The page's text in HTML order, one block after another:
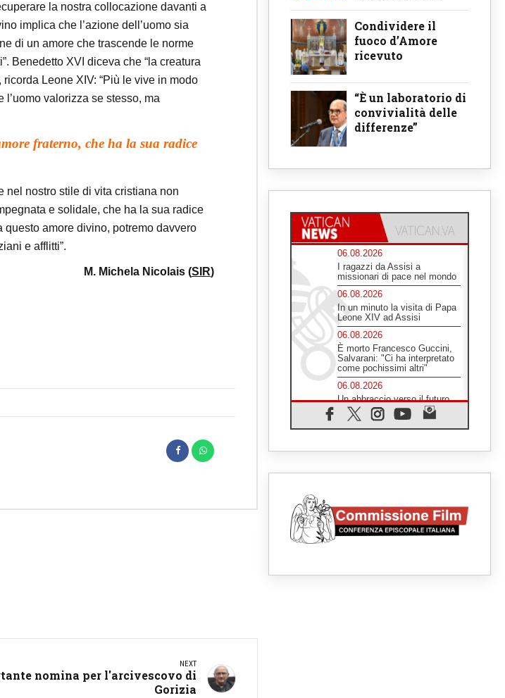
la nostra collocazione davanti a
implica che l’azione dell’uomo sia
di un amore che trascende le norme
Benedetto XVI diceva che “la creatura
Leone XIV: “Più le vive in modo
valorizza se stesso, ma
fraterno, che ha la sua radice
nel nostro stile di vita cristiana non
e solidale, che ha la sua radice
amore divino, potremo davvero
e afflitti”.
M. Michela Nicolais (SIR)
NEXT
nomina per l'arcivescovo di
Gorizia
Condividere il
fuoco d’Amore
ricevuto
“È un laboratorio di
convivialità delle
differenze”
06.08.2026
I ragazzi da Assisi a
missionari di pace nel mondo
06.08.2026
In un minuto la visita di Papa
Leone XIV ad Assisi
06.08.2026
È morto Francesco Guccini,
Salvarani: "Ci ha interpretato
come pochissimi altri"
06.08.2026
Un abbraccio verso il futuro,
la grande festa del Papa e dei
giovani ad Assisi
Il grazie dei giovani al Papa:
06.08.2026
separano gli esseri umani
06.08.2026
06.08.2026